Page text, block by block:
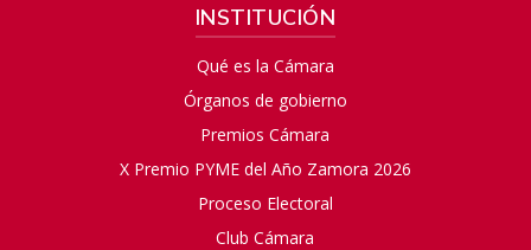
INSTITUCIÓN
Qué es la Cámara
Órganos de gobierno
Premios Cámara
X Premio PYME del Año Zamora 2026
Proceso Electoral
Club Cámara